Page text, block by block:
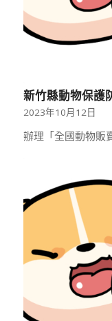
新竹縣動物保護
2023年10月12日
辦理「全國動物販